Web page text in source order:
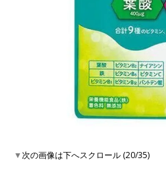
▼次の画像は下へスクロール (20/35)